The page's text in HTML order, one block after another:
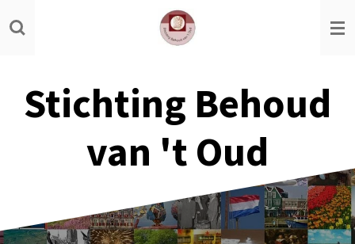
Ga
direct
hoofdinhoud
Stichting Behoud
van 't Oud